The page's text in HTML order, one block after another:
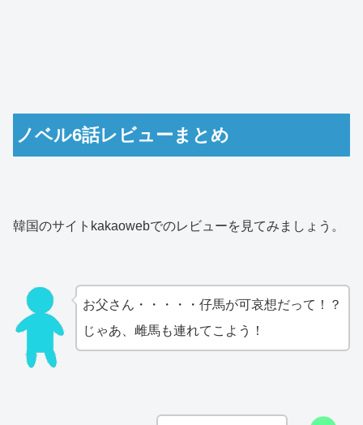
ノベル6話レビューまとめ
韓国のサイトkakaowebでのレビューを見てみましょう。
お父さん・・・・・仔馬が可哀想だって！？
じゃあ、雌馬も連れてこよう！